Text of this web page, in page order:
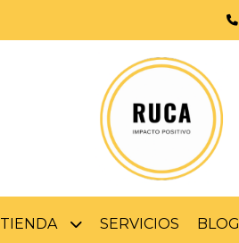
TIENDA SERVICIOS BLOG